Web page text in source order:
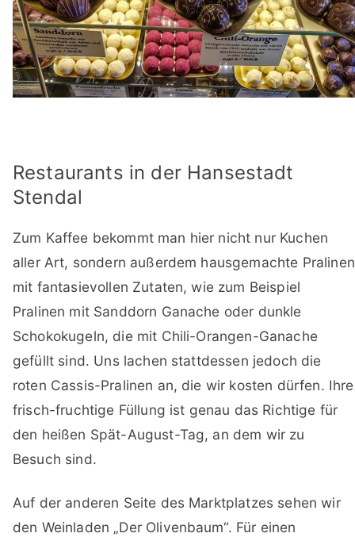
Restaurants in der Hansestadt
Stendal
Zum Kaffee bekommt man hier nicht nur Kuchen
aller Art, sondern außerdem hausgemachte Pralinen
mit fantasievollen Zutaten, wie zum Beispiel
Pralinen mit Sanddorn Ganache oder dunkle
Schokokugeln, die mit Chili-Orangen-Ganache
gefüllt sind. Uns lachen stattdessen jedoch die
roten Cassis-Pralinen an, die wir kosten dürfen. Ihre
frisch-fruchtige Füllung ist genau das Richtige für
den heißen Spät-August-Tag, an dem wir zu
Besuch sind.
Auf der anderen Seite des Marktplatzes sehen wir
den Weinladen „Der Olivenbaum“. Für einen